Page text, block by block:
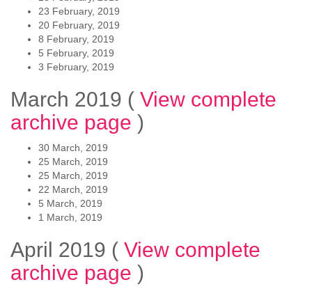
23 February, 2019
20 February, 2019
8 February, 2019
5 February, 2019
3 February, 2019
March 2019 ( View complete
archive page )
30 March, 2019
25 March, 2019
25 March, 2019
22 March, 2019
5 March, 2019
1 March, 2019
April 2019 ( View complete
archive page )